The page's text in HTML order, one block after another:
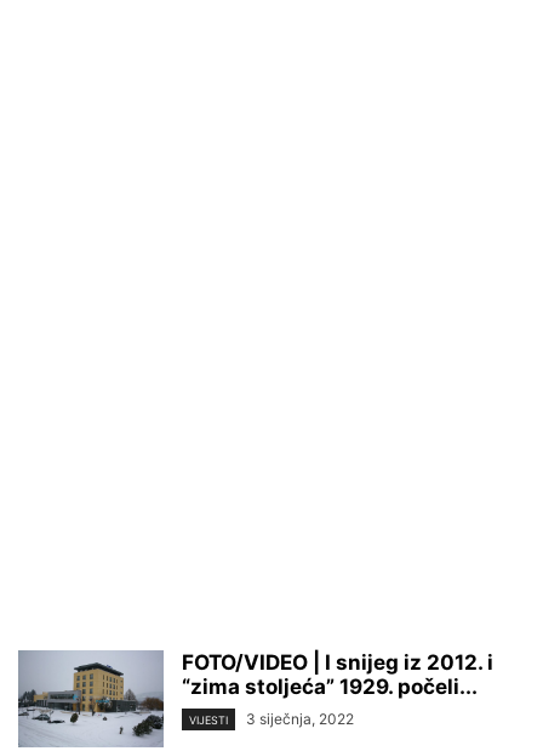
FOTO/VIDEO | I snijeg iz 2012. i
“zima stoljeća” 1929. počeli...
VIJESTI 3 siječnja, 2022